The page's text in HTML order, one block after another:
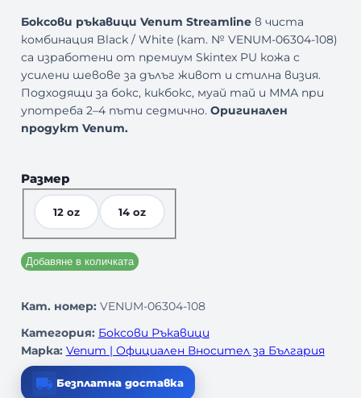
Боксови ръкавици Venum Streamlineв чиста
комбинация Black / White (кат. № VENUM-06304-108)
са изработени от премиум Skintex PU кожа с
усилени шевове за дълъг живот и стилна визия.
Подходящи за бокс, кикбокс, муай тай и ММА при
употреба 2–4 пъти седмично. Оригинален
продукт Venum.
Размер
12 oz 14 oz
Добавяне в количката
Кат. номер: VENUM-06304-108
Категория: Боксови Ръкавици
Марка: Venum | Официален Вносител за България
Безплатна доставка